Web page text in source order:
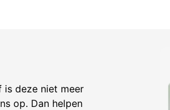
is deze niet meer
op. Dan helpen